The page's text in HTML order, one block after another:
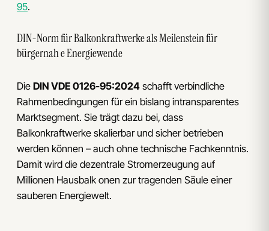
95.
DIN-Norm für Balkonkraftwerke als Meilenstein für
bürgernah e Energiewende
Die DIN VDE 0126-95:2024 schafft verbindliche
Rahmenbedingungen für ein bislang intransparentes
Marktsegment. Sie trägt dazu bei, dass
Balkonkraftwerke skalierbar und sicher betrieben
werden können – auch ohne technische Fachkenntnis.
Damit wird die dezentrale Stromerzeugung auf
Millionen Hausbalk onen zur tragenden Säule einer
sauberen Energiewelt.